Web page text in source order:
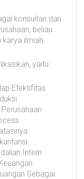
konsultan dan
beliau
ilmiah.
yaitu :
Efektifitas
Intern
Sebagai